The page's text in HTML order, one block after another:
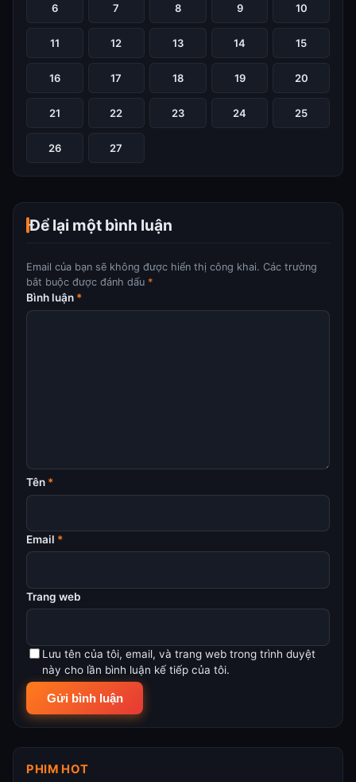
6 7 8 9 10
11 12 13 14 15
16 17 18 19 20
21 22 23 24 25
26 27
Để lại một bình luận
Email của bạn sẽ không được hiển thị công khai. Các trường
bắt buộc được đánh dấu *
Bình luận *
Tên *
Email *
Trang web
Lưu tên của tôi, email, và trang web trong trình duyệt
này cho lần bình luận kế tiếp của tôi.
PHIM HOT